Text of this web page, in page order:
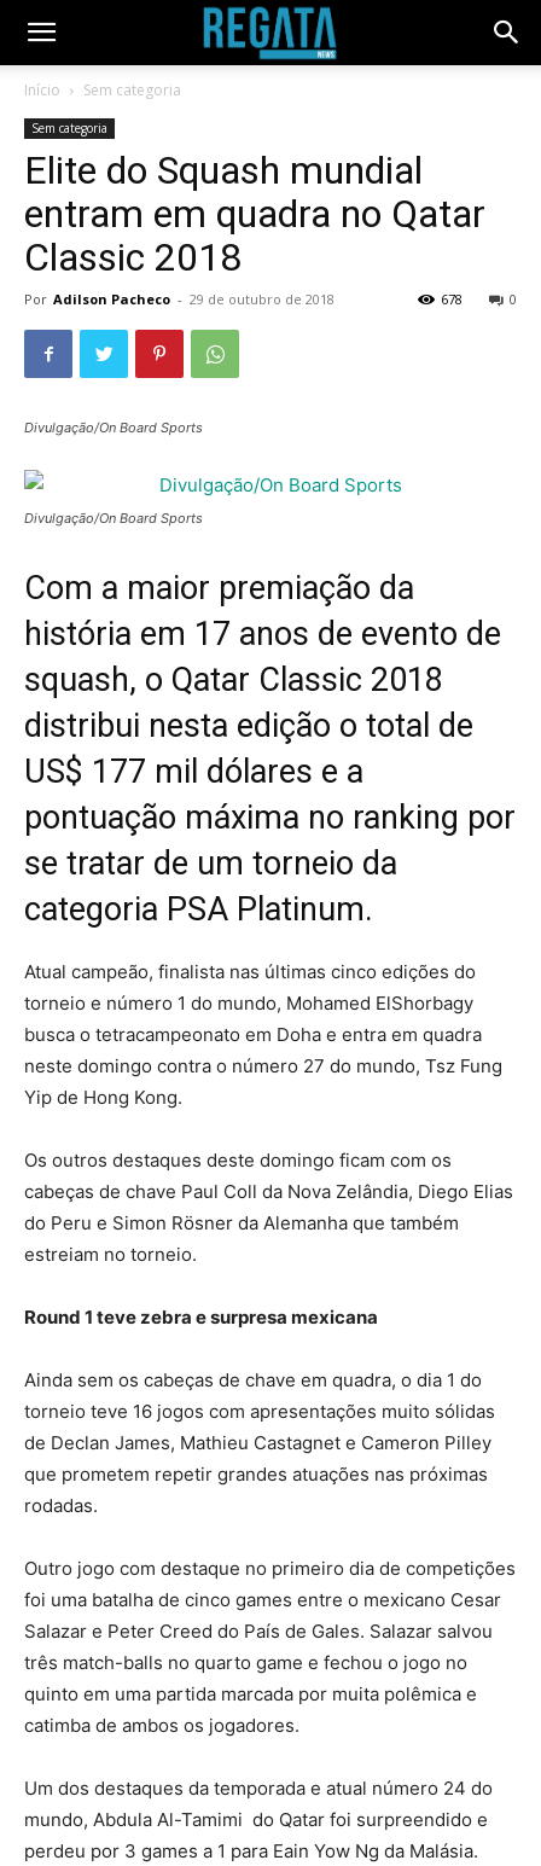
Início Sem categoria
Sem categoria
Elite do Squash mundial
entram em quadra no Qatar
Classic 2018
Por Adilson Pacheco - 29 de outubro de 2018 0
678
Divulgação/On Board Sports
Divulgação/On Board Sports
Com a maior premiação da
história em 17 anos de evento de
squash, o Qatar Classic 2018
distribui nesta edição o total de
US$ 177 mil dólares e a
pontuação máxima no ranking por
se tratar de um torneio da
categoria PSA Platinum.
Atual campeão, finalista nas últimas cinco edições do
torneio e número 1 do mundo, Mohamed ElShorbagy
busca o tetracampeonato em Doha e entra em quadra
neste domingo contra o número 27 do mundo, Tsz Fung
Yip de Hong Kong.
Os outros destaques deste domingo ficam com os
cabeças de chave Paul Coll da Nova Zelândia, Diego Elias
do Peru e Simon Rösner da Alemanha que também
estreiam no torneio.
Round 1 teve zebra e surpresa mexicana
Ainda sem os cabeças de chave em quadra, o dia 1 do
torneio teve 16 jogos com apresentações muito sólidas
de Declan James, Mathieu Castagnet e Cameron Pilley
que prometem repetir grandes atuações nas próximas
rodadas.
Outro jogo com destaque no primeiro dia de competições
foi uma batalha de cinco games entre o mexicano Cesar
Salazar e Peter Creed do País de Gales. Salazar salvou
três match-balls no quarto game e fechou o jogo no
quinto em uma partida marcada por muita polêmica e
catimba de ambos os jogadores.
Um dos destaques da temporada e atual número 24 do
mundo, Abdula Al-Tamimi do Qatar foi surpreendido e
perdeu por 3 games a 1 para Eain Yow Ng da Malásia.